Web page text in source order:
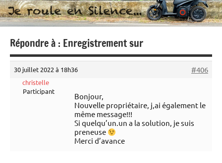
Répondre à : Enregistrement sur
30 juillet 2022 à 18h36 #406
christelle
Participant
Bonjour,
Nouvelle propriétaire, j,ai également le
même message!!!
Si quelqu’un.un a la solution, je suis
preneuse
Merci d’avance